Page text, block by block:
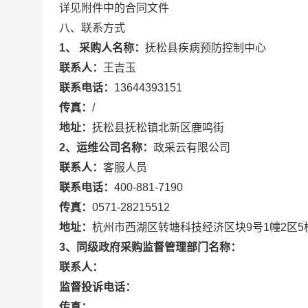
详见附件中的合同文件
八、联系方式
1、 采购人名称： 抚松县疾病预防控制中心
联系人：
王吉玉
联系电话： 13644393151
传真： /
地址： 抚松县抚松镇北新区鹿鸣街
2、运维公司名称： 政采云有限公司
联系人： 客服人员
联系电话： 400-881-7190
传真： 0571-28215512
地址： 杭州市西湖区转塘科技经济区块9号1幢2区5
3、同级政府采购监督管理部门名称：
联系人：
监督投诉电话：